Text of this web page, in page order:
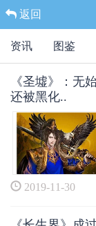
返回
资讯 图鉴
《圣墟》：无
还被黑化..
2019-11-30